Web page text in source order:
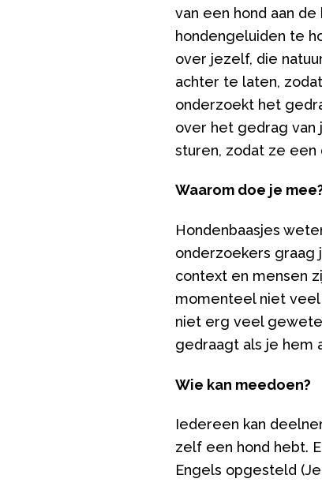
van een hond aan
hondengeluiden te
over jezelf, die
achter te laten,
onderzoekt het
over het gedrag van
sturen, zodat ze een
Waarom doe je
Hondenbaasjes
onderzoekers graag
context en mensen
momenteel niet veel
niet erg veel
gedraagt als je hem
Wie kan meedoen?
Iedereen kan
zelf een hond hebt.
Engels opgesteld